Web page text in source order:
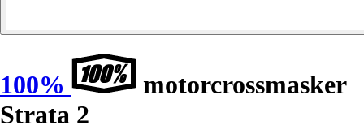
100%
motorcrossmasker
Strata 2